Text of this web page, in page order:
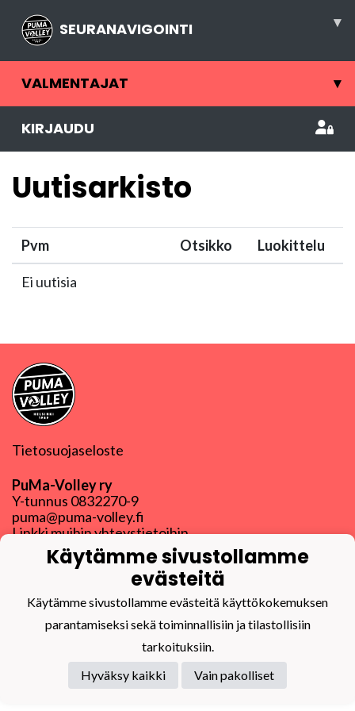
SEURANAVIGOINTI ▾
VALMENTAJAT ▾
KIRJAUDU
Uutisarkisto
Pvm Otsikko Luokittelu
Ei uutisia
Tietosuojaseloste
PuMa-Volley ry
Y-tunnus 0832270-9
puma@puma-volley.fi
Linkki muihin yhteystietoihin
PuMa-Webmail
Powered by
Käytämme sivustollamme
evästeitä
Käytämme sivustollamme evästeitä käyttökokemuksen
parantamiseksi sekä toiminnallisiin ja tilastollisiin
tarkoituksiin.
Hyväksy kaikki
Vain pakolliset